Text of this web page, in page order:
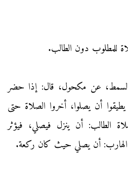
للمطلوب دون الطالب.
عن مكحول، قال: إذا حضر
أن يصلوا، أخروا الصلاة حتى
الطالب: أن ينزل فيصلي، فيؤثر
الهارب: أن يصلي حيث كان ركعة.